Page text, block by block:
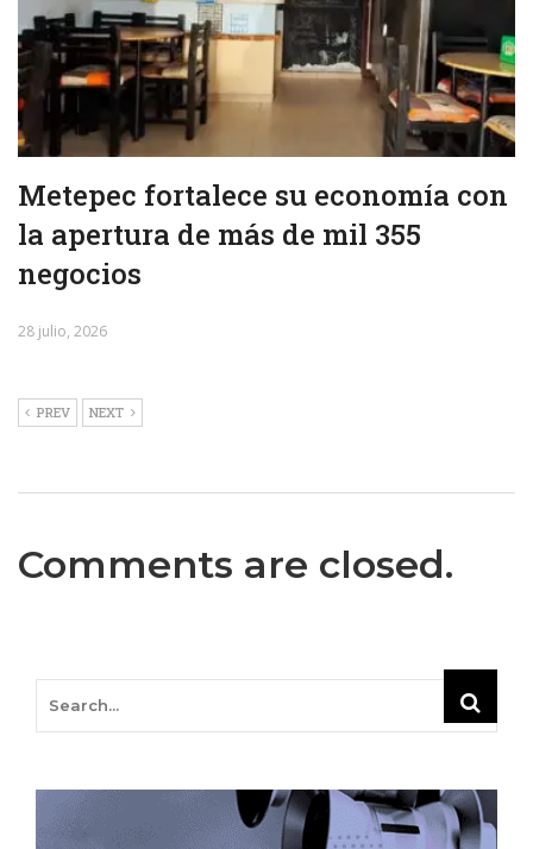
Metepec fortalece su economía con
la apertura de más de mil 355
negocios
28 julio, 2026
PREV NEXT
Comments are closed.